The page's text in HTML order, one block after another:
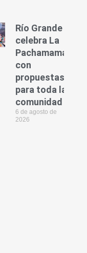
Río Grande
celebra La
Pachamama
con
propuestas
para toda la
comunidad
6 de agosto de
2026